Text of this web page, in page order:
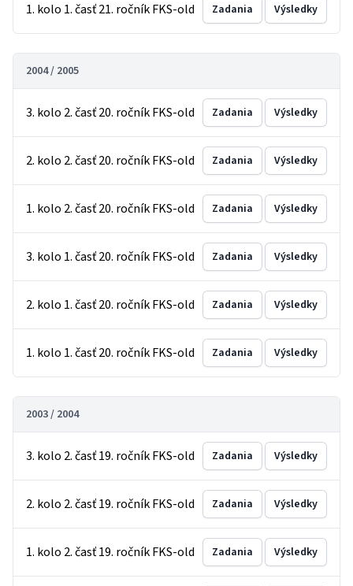
1. kolo 1. časť 21. ročník FKS-old Zadania Výsledky
2004 / 2005
3. kolo 2. časť 20. ročník FKS-old Zadania Výsledky
2. kolo 2. časť 20. ročník FKS-old Zadania Výsledky
1. kolo 2. časť 20. ročník FKS-old Zadania Výsledky
3. kolo 1. časť 20. ročník FKS-old Zadania Výsledky
2. kolo 1. časť 20. ročník FKS-old Zadania Výsledky
1. kolo 1. časť 20. ročník FKS-old Zadania Výsledky
2003 / 2004
3. kolo 2. časť 19. ročník FKS-old Zadania Výsledky
2. kolo 2. časť 19. ročník FKS-old Zadania Výsledky
1. kolo 2. časť 19. ročník FKS-old Zadania Výsledky